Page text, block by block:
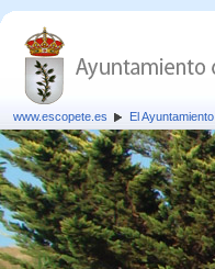
www.escopete.es El Ayuntamiento